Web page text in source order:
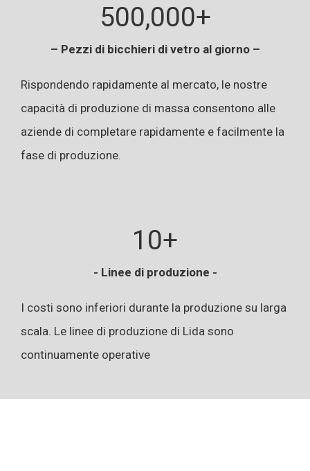
500,000+
– Pezzi di bicchieri di vetro al giorno –
Rispondendo rapidamente al mercato, le nostre
capacità di produzione di massa consentono alle
aziende di completare rapidamente e facilmente la
fase di produzione.
10+
- Linee di produzione -
I costi sono inferiori durante la produzione su larga
scala. Le linee di produzione di Lida sono
continuamente operative